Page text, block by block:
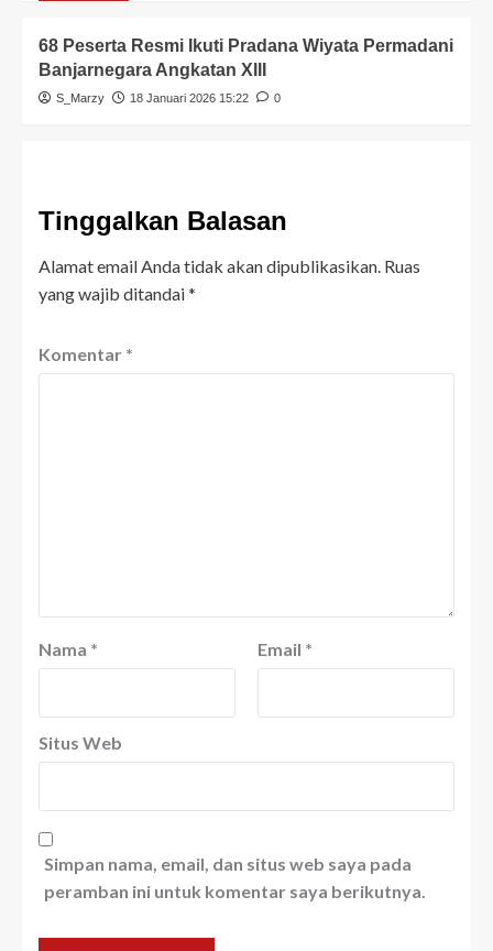
68 Peserta Resmi Ikuti Pradana Wiyata Permadani
Banjarnegara Angkatan XIII
S_Marzy 18 Januari 2026 15:22 0
Tinggalkan Balasan
Alamat email Anda tidak akan dipublikasikan. Ruas
yang wajib ditandai*
Komentar *
Nama * Email *
Situs Web
Simpan nama, email, dan situs web saya pada
peramban ini untuk komentar saya berikutnya.